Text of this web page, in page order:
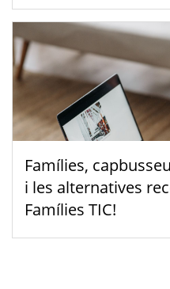
Famílies,
i les alternatives
Famílies TIC!